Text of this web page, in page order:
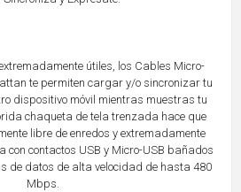
útiles, los Cables Micro-
te permiten cargar y/o sincronizar tu
dispositivo móvil mientras muestras tu
chaqueta de tela trenzada hace que
libre de enredos y extremadamente
con contactos USB y Micro-USB bañados
de datos de alta velocidad de hasta 480
Mbps.